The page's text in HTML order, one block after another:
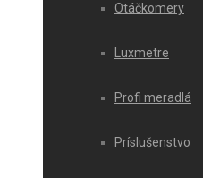
Otáčkomery
Luxmetre
Profi meradlá
Príslušenstvo